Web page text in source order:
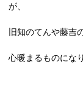
が、
旧知のてんや藤吉
心暖まるものにな